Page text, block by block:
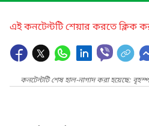
এই কনটেন্টটি শেয়ার করতে ক্লিক
কনটেন্টটি শেষ হাল-নাগাদ করা হয়েছে: